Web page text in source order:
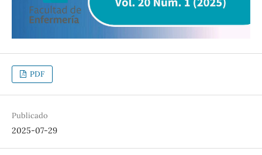
PDF
Publicado
2025-07-29